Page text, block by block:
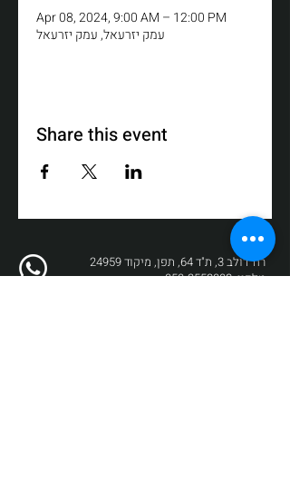
Apr 08, 2024, 9:00 AM – 12:00 PM
עמק יזרעאל, עמק יזרעאל
Share this event
רח' דולב 3, ת"ד 64, תפן, מיקוד 24959
טלפון:050-3558008